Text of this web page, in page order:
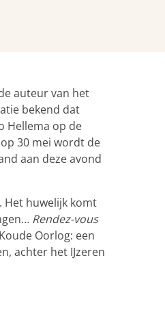
auteur van het
bekend dat
Hellema op de
30 mei wordt de
aan deze avond
Het huwelijk komt
Rendez-vous
Oorlog: een
achter het IJzeren